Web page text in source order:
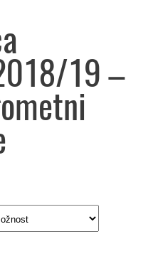
19 –